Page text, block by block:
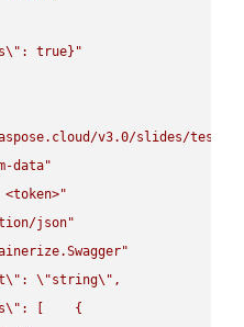
\" : true}"
v3.0/slides/test-
data"
json"
\" : \"string\" ,
\" : [    {